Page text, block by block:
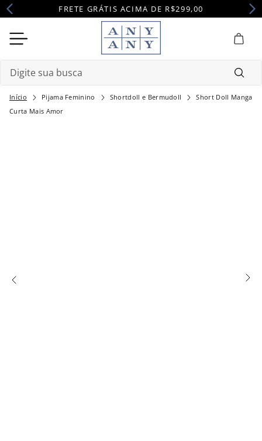
FRETE GRÁTIS ACIMA DE R$299,00
Pijama Feminino Shortdoll e Bermudoll
Short Doll Manga
Curta Mais Amor
Termos mais buscados